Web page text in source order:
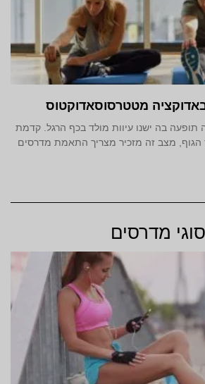
מטטרסוסאדוקטוס
תופעה בה ישנו עיוות מולד בכף הרגל. קדמת
הגוף, מצב זה מזכיר מצריך התאמת מדרסים
סוגי מדרסים